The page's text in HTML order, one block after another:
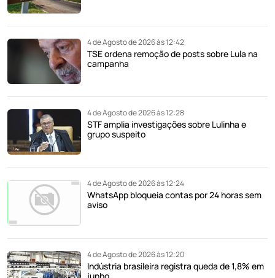
4 de Agosto de 2026 às 12:42
TSE ordena remoção de posts sobre Lula na
campanha
4 de Agosto de 2026 às 12:28
STF amplia investigações sobre Lulinha e
grupo suspeito
4 de Agosto de 2026 às 12:24
WhatsApp bloqueia contas por 24 horas sem
aviso
4 de Agosto de 2026 às 12:20
Indústria brasileira registra queda de 1,8% em